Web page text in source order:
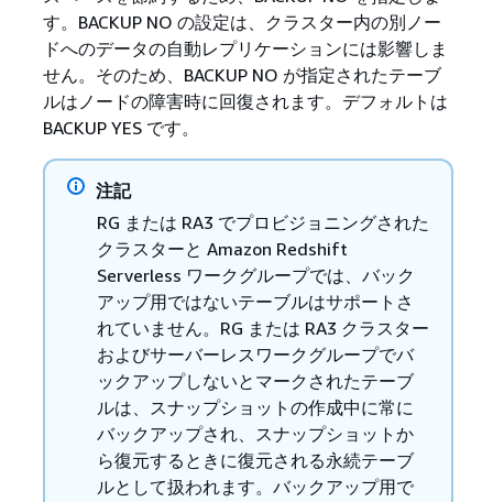
す。BACKUP NO の設定は、クラスター内の別ノー
ドへのデータの自動レプリケーションには影響しま
せん。そのため、BACKUP NO が指定されたテーブ
ルはノードの障害時に回復されます。デフォルトは
BACKUP YES です。
注記
RG または RA3 でプロビジョニングされた
クラスターと Amazon Redshift
Serverless ワークグループでは、バック
アップ用ではないテーブルはサポートさ
れていません。RG または RA3 クラスター
およびサーバーレスワークグループでバ
ックアップしないとマークされたテーブ
ルは、スナップショットの作成中に常に
バックアップされ、スナップショットか
ら復元するときに復元される永続テーブ
ルとして扱われます。バックアップ用で